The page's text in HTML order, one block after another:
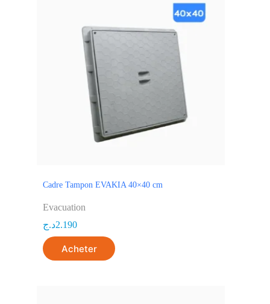
Cadre Tampon EVAKIA 40×40 cm
Evacuation
2.190د.ج
Acheter